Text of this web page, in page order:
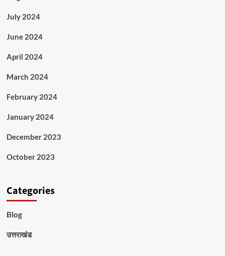
July 2024
June 2024
April 2024
March 2024
February 2024
January 2024
December 2023
October 2023
Categories
Blog
उत्तराखंड